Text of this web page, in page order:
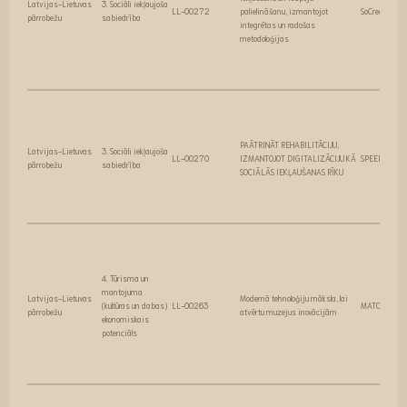
Latvijas-Lietuvas
pārrobežu
3. Sociāli iekļaujoša
sabiedrība
LL-00272
palielināšanu, izmantojot
integrētas un radošas
metodoloģijas
SoCreative
Latvijas-Lietuvas
pārrobežu
3. Sociāli iekļaujoša
sabiedrība
LL-00270
PAĀTRINĀT REHABILITĀCIJU,
IZMANTOJOT DIGITALIZĀCIJU KĀ
SOCIĀLĀS IEKĻAUŠANAS RĪKU
SPEED UP
Latvijas-Lietuvas
pārrobežu
4. Tūrisma un
mantojuma
(kultūras un dabas)
ekonomiskais
potenciāls
LL-00263
Modernā tehnoloģiju māksla, lai
atvērtu muzejus inovācijām
MATOMI